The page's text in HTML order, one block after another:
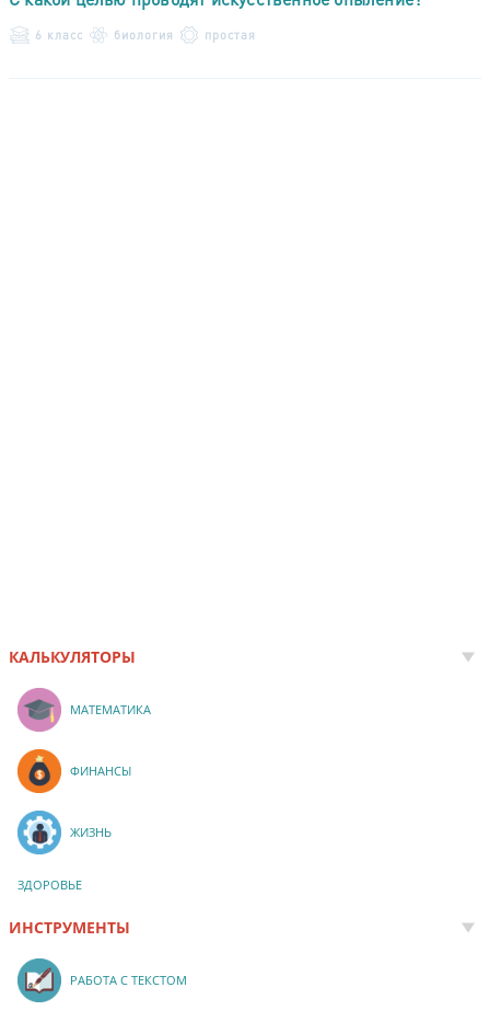
6 класс биология простая
КАЛЬКУЛЯТОРЫ
МАТЕМАТИКА
ФИНАНСЫ
ЖИЗНЬ
ЗДОРОВЬЕ
ИНСТРУМЕНТЫ
РАБОТА С ТЕКСТОМ